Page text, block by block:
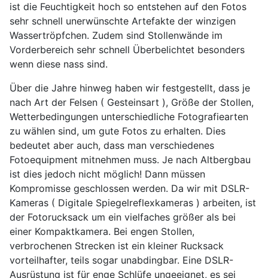
ist die Feuchtigkeit hoch so entstehen auf den Fotos
sehr schnell unerwünschte Artefakte der winzigen
Wassertröpfchen. Zudem sind Stollenwände im
Vorderbereich sehr schnell Überbelichtet besonders
wenn diese nass sind.
Über die Jahre hinweg haben wir festgestellt, dass je
nach Art der Felsen ( Gesteinsart ), Größe der Stollen,
Wetterbedingungen unterschiedliche Fotografiearten
zu wählen sind, um gute Fotos zu erhalten. Dies
bedeutet aber auch, dass man verschiedenes
Fotoequipment mitnehmen muss. Je nach Altbergbau
ist dies jedoch nicht möglich! Dann müssen
Kompromisse geschlossen werden. Da wir mit DSLR-
Kameras ( Digitale Spiegelreflexkameras ) arbeiten, ist
der Fotorucksack um ein vielfaches größer als bei
einer Kompaktkamera. Bei engen Stollen,
verbrochenen Strecken ist ein kleiner Rucksack
vorteilhafter, teils sogar unabdingbar. Eine DSLR-
Ausrüstung ist für enge Schlüfe ungeeignet, es sei